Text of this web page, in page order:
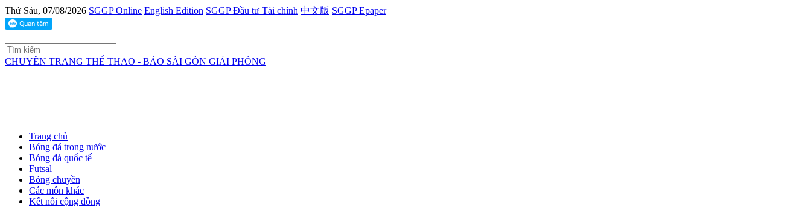
Thứ Sáu, 07/08/2026 SGGP Online English Edition SGGP Đầu tư Tài chính 中文版 SGGP Epaper
CHUYÊN TRANG THỂ THAO - BÁO SÀI GÒN GIẢI PHÓNG
Trang chủ
Bóng đá trong nước
Bóng đá quốc tế
Futsal
Bóng chuyền
Các môn khác
Kết nối cộng đồng